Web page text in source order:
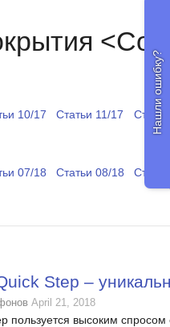
10/17 Статьи 11/17
07/18 Статьи 08/18
Step –
April 21, 2018
пользуется высоким спросом
Нашли ошибку?